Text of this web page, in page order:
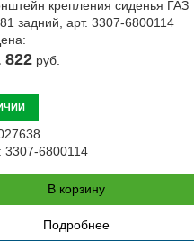
822руб.
3307-6800114
В корзину
Подробнее